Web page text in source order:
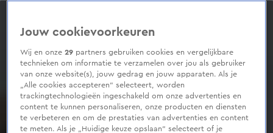
0
Jouw cookievoorkeuren
Wij en onze29 partners gebruiken cookies en vergelijkbare
technieken om informatie te verzamelen over jou als gebruiker
van onze website(s), jouw gedrag en jouw apparaten. Als je
„Alle cookies accepteren” selecteert, worden
trackingtechnologieën ingeschakeld om onze advertenties en
content te kunnen personaliseren, onze producten en diensten
te verbeteren en om de prestaties van advertenties en content
te meten. Als je „Huidige keuze opslaan” selecteert of je